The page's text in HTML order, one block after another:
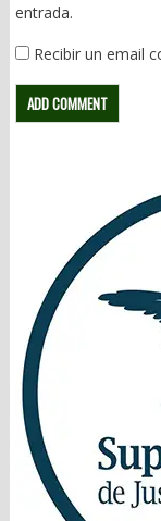
entrada.
Recibir un email